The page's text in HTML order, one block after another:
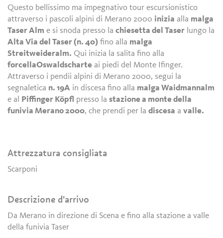
Questo bellissimo ma impegnativo tour escursionistico
attraverso i pascoli alpini di Merano 2000 inizia alla malga
Taser Alm e si snoda presso lachiesetta del Taser lungo la
Alta Via del Taser (n. 40) fino alla malga
Streitweideralm. Qui inizia la salita fino alla
forcellaOswaldscharte ai piedi del Monte Ifinger.
Attraverso i pendii alpini di Merano 2000, segui la
segnaletica n. 19A in discesa fino alla malga Waidmannalm
e al
Piffinger Köpfl presso lastazione a monte della
funivia Merano 2000, che prendi per ladiscesa avalle.
Attrezzatura consigliata
Scarponi
Descrizione d'arrivo
Da Merano in direzione di Scena e fino alla stazione a valle
della funivia Taser